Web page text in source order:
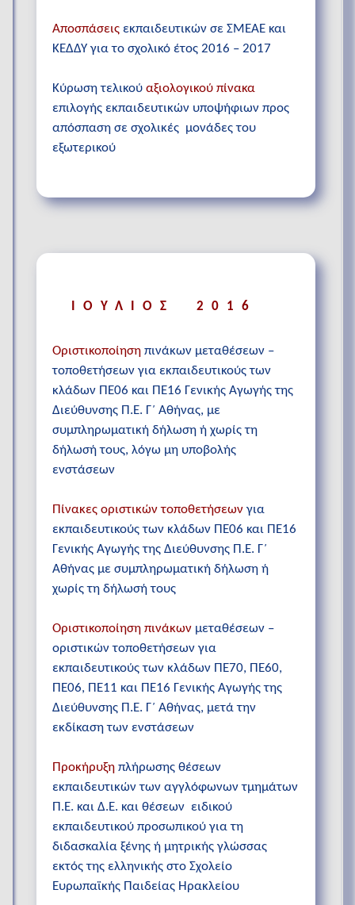
Αποσπάσεις εκπαιδευτικών σε ΣΜΕΑΕ και
ΚΕΔΔΥ για το σχολικό έτος 2016 – 2017
Κύρωση τελικού αξιολογικού πίνακα
επιλογής εκπαιδευτικών υποψήφιων προς
απόσπαση σε σχολικές μονάδες του
εξωτερικού
ΙΟΥΛΙΟΣ 2016
Οριστικοποίηση πινάκων μεταθέσεων –
τοποθετήσεων για εκπαιδευτικούς των
κλάδων ΠΕ06 και ΠΕ16 Γενικής Αγωγής της
Διεύθυνσης Π.Ε. Γ΄ Αθήνας, με
συμπληρωματική δήλωση ή χωρίς τη
δήλωσή τους, λόγω μη υποβολής
ενστάσεων
Πίνακες οριστικών τοποθετήσεων για
εκπαιδευτικούς των κλάδων ΠΕ06 και ΠΕ16
Γενικής Αγωγής της Διεύθυνσης Π.Ε. Γ΄
Αθήνας με συμπληρωματική δήλωση ή
χωρίς τη δήλωσή τους
Οριστικοποίηση πινάκων μεταθέσεων –
οριστικών τοποθετήσεων για
εκπαιδευτικούς των κλάδων ΠΕ70, ΠΕ60,
ΠΕ06, ΠΕ11 και ΠΕ16 Γενικής Αγωγής της
Διεύθυνσης Π.Ε. Γ΄ Αθήνας, μετά την
εκδίκαση των ενστάσεων
Προκήρυξη πλήρωσης θέσεων
εκπαιδευτικών των αγγλόφωνων τμημάτων
Π.Ε. και Δ.Ε. και θέσεων ειδικού
εκπαιδευτικού προσωπικού για τη
διδασκαλία ξένης ή μητρικής γλώσσας
εκτός της ελληνικής στο Σχολείο
Ευρωπαϊκής Παιδείας Ηρακλείου